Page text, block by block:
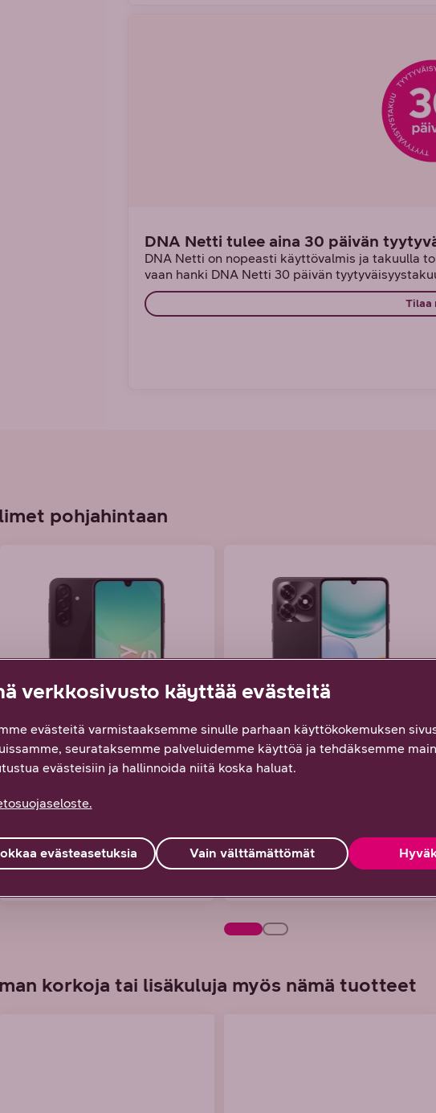
DNA Netti tulee aina 30 päivän
DNA Netti on nopeasti käyttövalmis ja takuulla
vaan hanki DNA Netti 30 päivän
Tilaa
pohjahintaan
Samsung Galaxy A26
5G
199 €
tai alk. 5,53 €/kk
HONOR X5c Plus
99 €
tai alk. 2,75 €/kk
korkoja tai lisäkuluja myös nämä tuotteet
verkkosivusto käyttää evästeitä
evästeitä varmistaaksemme sinulle parhaan käyttökokemuksen
seurataksemme palveluidemme käyttöä ja tehdäksemme
evästeisiin ja hallinnoida niitä koska haluat.
Vain välttämättömät
evästeasetuksia